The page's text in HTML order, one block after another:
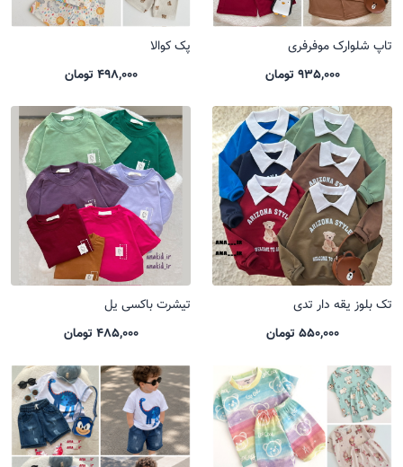
تاپ شلوارک موفرفری
935,000 تومان
پک کوالا
498,000 تومان
تک بلوز یقه دار تدی
550,000 تومان
تیشرت باکسی یل
485,000 تومان